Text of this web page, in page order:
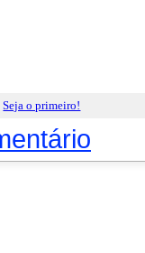
Seja o primeiro!